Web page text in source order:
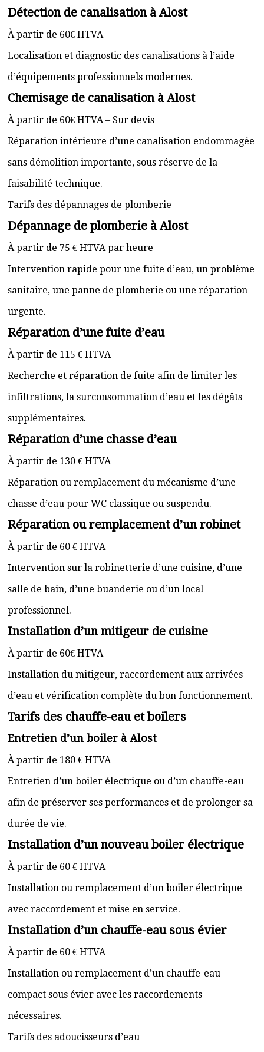
Détection de canalisation à Alost
À partir de 60€ HTVA
Localisation et diagnostic des canalisations à l’aide
d’équipements professionnels modernes.
Chemisage de canalisation à Alost
À partir de 60€ HTVA – Sur devis
Réparation intérieure d’une canalisation endommagée
sans démolition importante, sous réserve de la
faisabilité technique.
Tarifs des dépannages de plomberie
Dépannage de plomberie à Alost
À partir de 75 € HTVA par heure
Intervention rapide pour une fuite d’eau, un problème
sanitaire, une panne de plomberie ou une réparation
urgente.
Réparation d’une fuite d’eau
À partir de 115 € HTVA
Recherche et réparation de fuite afin de limiter les
infiltrations, la surconsommation d’eau et les dégâts
supplémentaires.
Réparation d’une chasse d’eau
À partir de 130 € HTVA
Réparation ou remplacement du mécanisme d’une
chasse d’eau pour WC classique ou suspendu.
Réparation ou remplacement d’un robinet
À partir de 60 € HTVA
Intervention sur la robinetterie d’une cuisine, d’une
salle de bain, d’une buanderie ou d’un local
professionnel.
Installation d’un mitigeur de cuisine
À partir de 60€ HTVA
Installation du mitigeur, raccordement aux arrivées
d’eau et vérification complète du bon fonctionnement.
Tarifs des chauffe-eau et boilers
Entretien d’un boiler à Alost
À partir de 180 € HTVA
Entretien d’un boiler électrique ou d’un chauffe-eau
afin de préserver ses performances et de prolonger sa
durée de vie.
Installation d’un nouveau boiler électrique
À partir de 60 € HTVA
Installation ou remplacement d’un boiler électrique
avec raccordement et mise en service.
Installation d’un chauffe-eau sous évier
À partir de 60 € HTVA
Installation ou remplacement d’un chauffe-eau
compact sous évier avec les raccordements
nécessaires.
Tarifs des adoucisseurs d’eau